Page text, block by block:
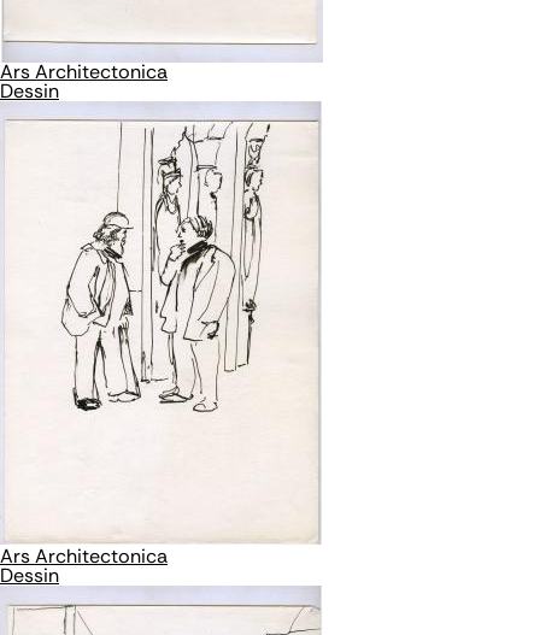
Ars Architectonica
Dessin
Ars Architectonica
Dessin